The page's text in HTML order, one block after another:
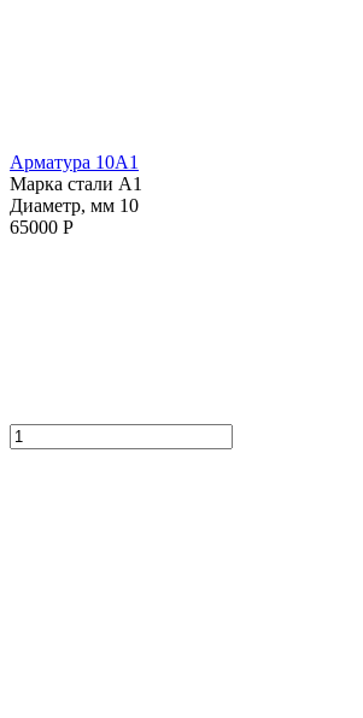
Арматура 10А1
Марка стали А1
Диаметр, мм 10
65000 Р